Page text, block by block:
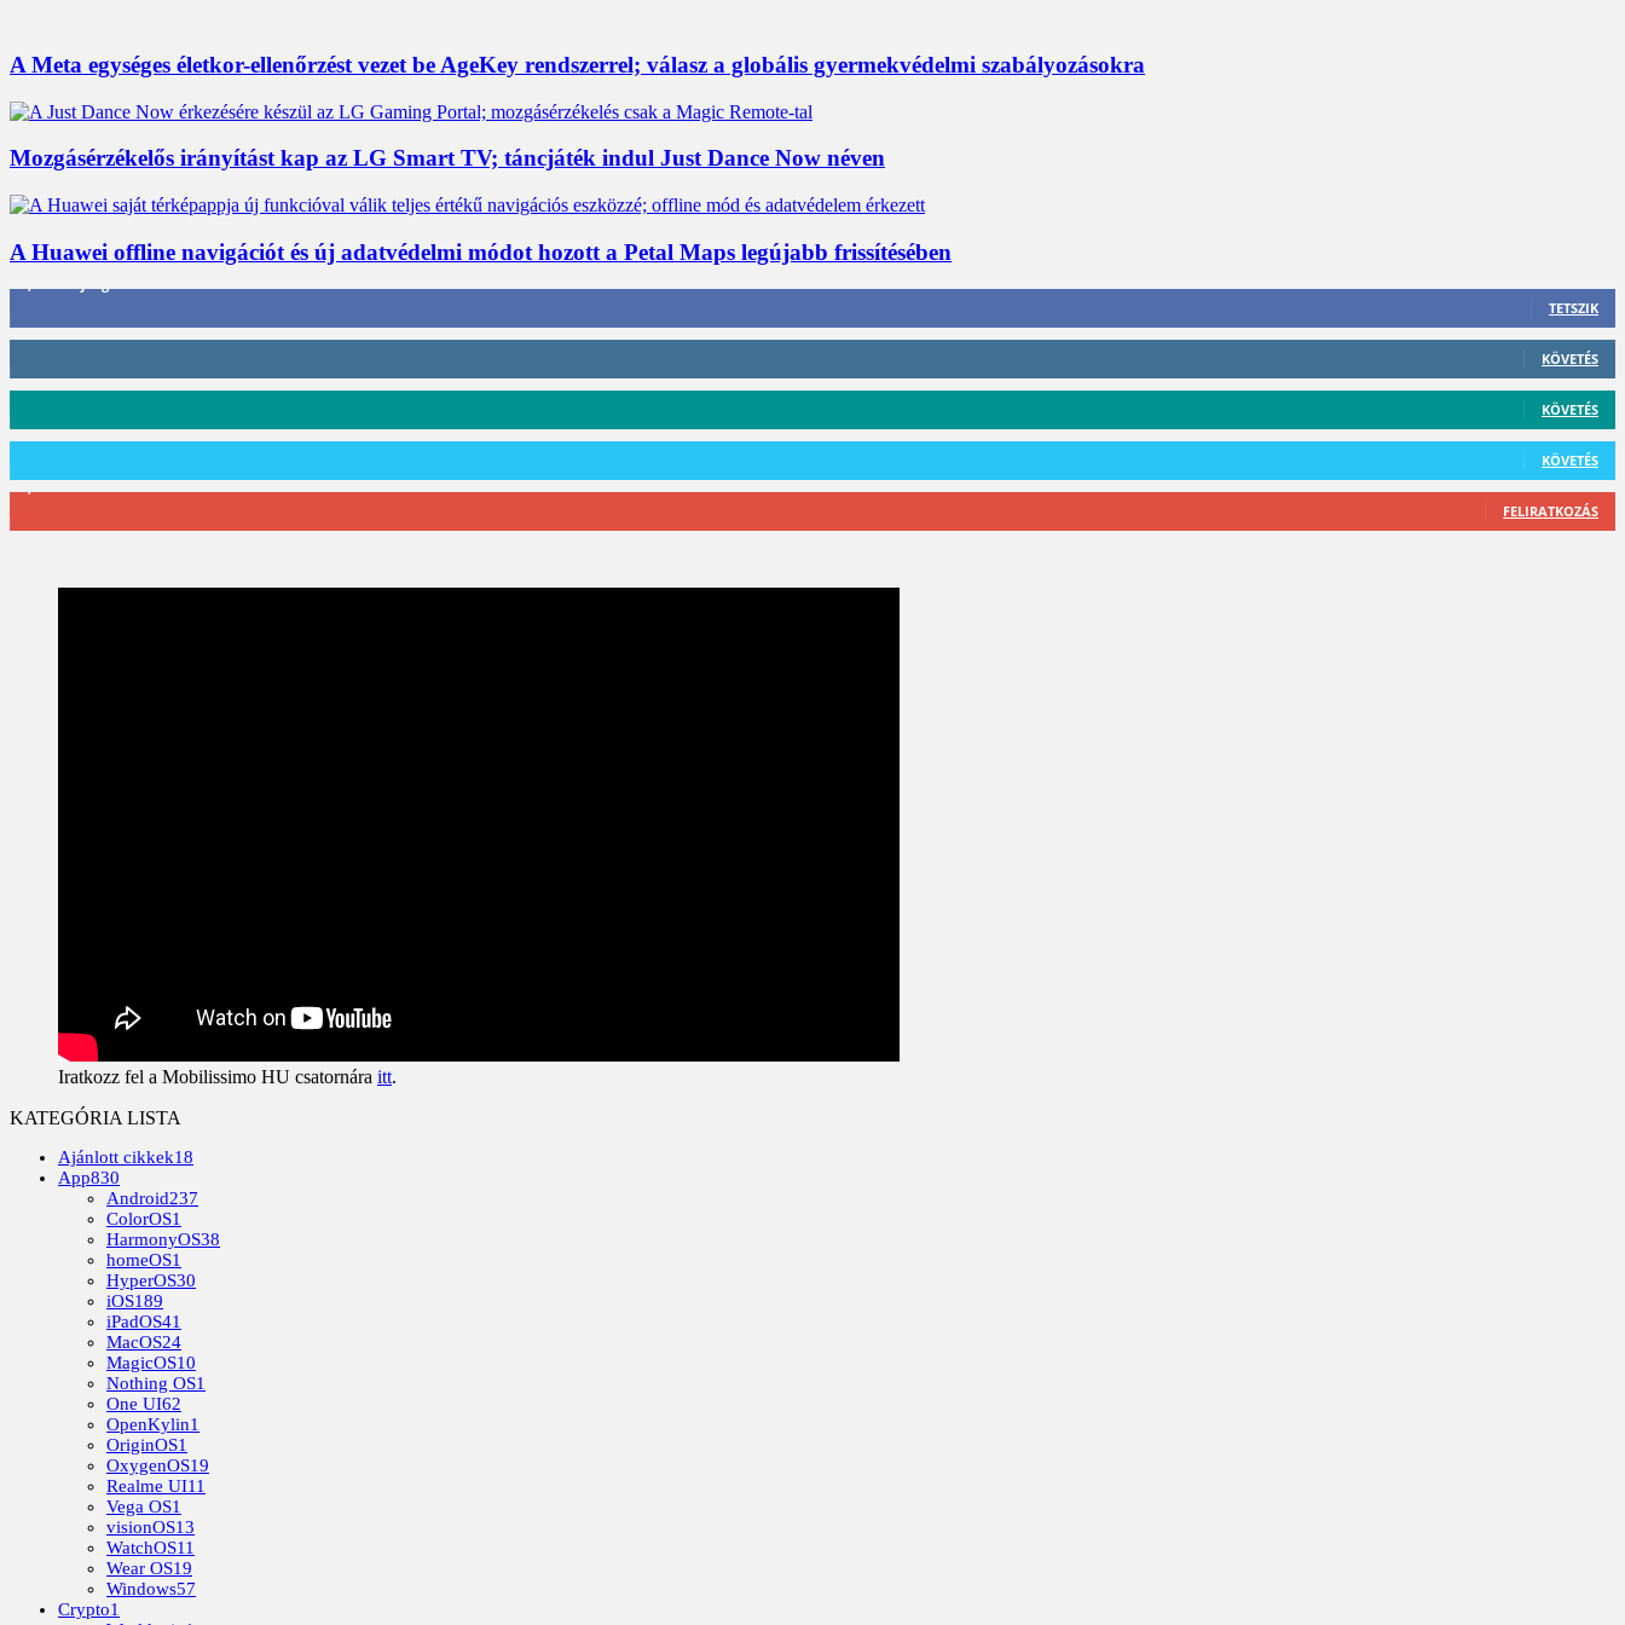
A Meta egységes életkor-ellenőrzést vezet be AgeKey rendszerrel; válasz a globális gyermekvédelmi szabályozásokra
Mozgásérzékelős irányítást kap az LG Smart TV; táncjáték indul Just Dance Now néven
A Huawei offline navigációt és új adatvédelmi módot hozott a Petal Maps legújabb frissítésében
TETSZIK
412 Követő
KÖVETÉS
59 Követő
KÖVETÉS
101 Követő
KÖVETÉS
2,589 Feliratkozó
FELIRATKOZÁS
Iratkozz fel a Mobilissimo HU csatornára itt.
KATEGÓRIA LISTA
Ajánlott cikkek18
App830
Android237
ColorOS1
HarmonyOS38
homeOS1
HyperOS30
iOS189
iPadOS41
MacOS24
MagicOS10
Nothing OS1
One UI62
OpenKylin1
OriginOS1
OxygenOS19
Realme UI11
Vega OS1
visionOS13
WatchOS11
Wear OS19
Windows57
Crypto1